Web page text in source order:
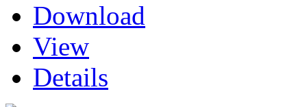
Download
View
Details